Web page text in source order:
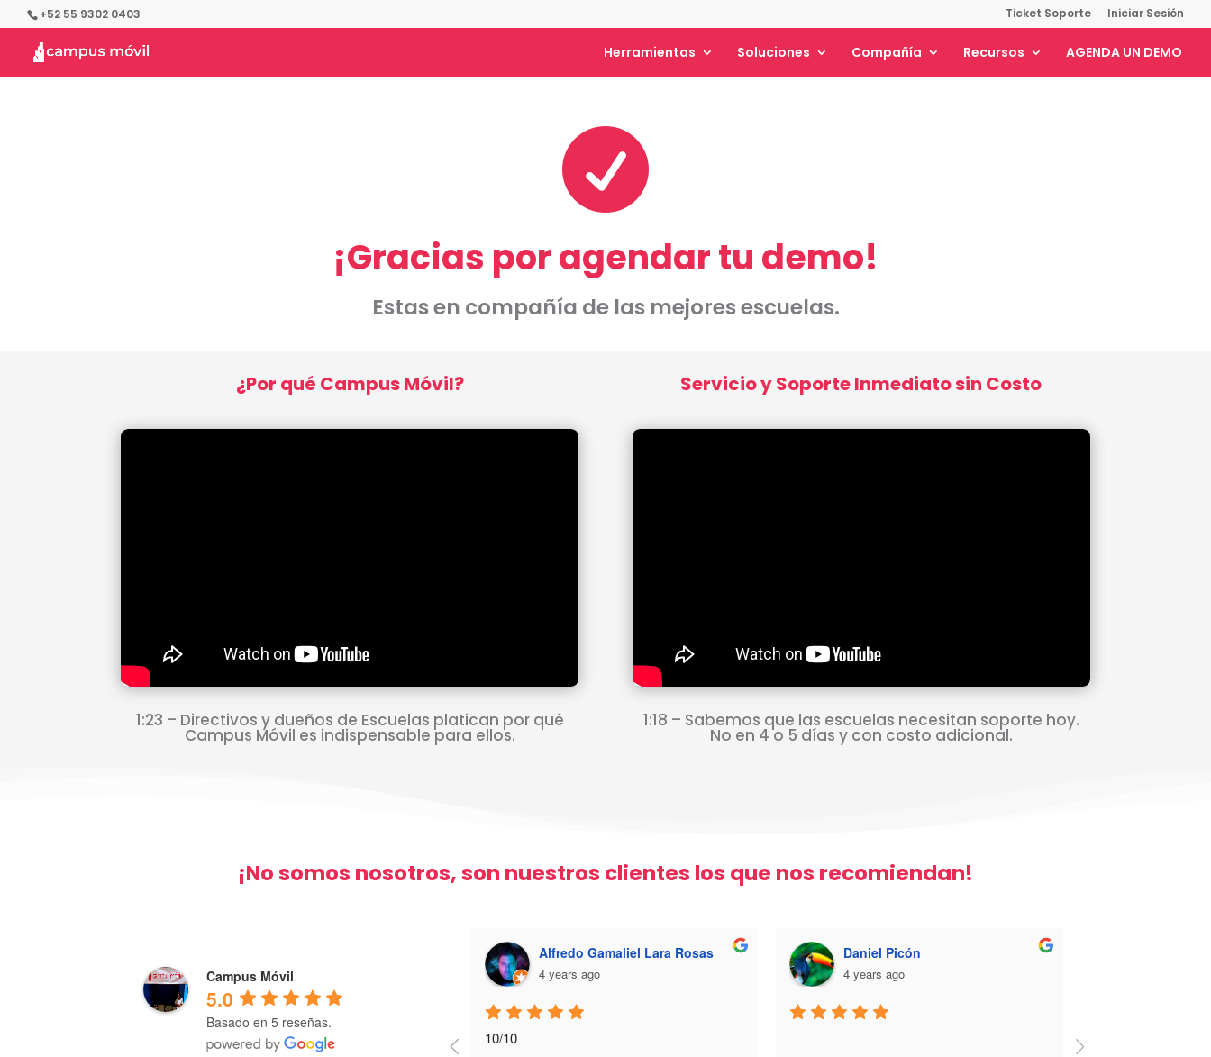
+52 55 9302 0403 Ticket Soporte Iniciar Sesión
Herramientas Soluciones Compañía Recursos AGENDA UN DEMO

¡Gracias por agendar tu demo!
Estas en compañía de las mejores escuelas.
¿Por qué Campus Móvil?
1:23 – Directivos y dueños de Escuelas platican por qué
Campus Móvil es indispensable para ellos.
Servicio y Soporte Inmediato sin Costo
1:18 – Sabemos que las escuelas necesitan soporte hoy.
No en 4 o 5 días y con costo adicional.
¡No somos nosotros, son nuestros clientes los que nos recomiendan!
Campus Móvil
5.0
Basado en 5 reseñas.
2 years ago
Una muy buena aplicación, muy intuitiva y
Alfredo Gamaliel Lara Rosas
4 years ago
10/10
Daniel Picón
4 years ago